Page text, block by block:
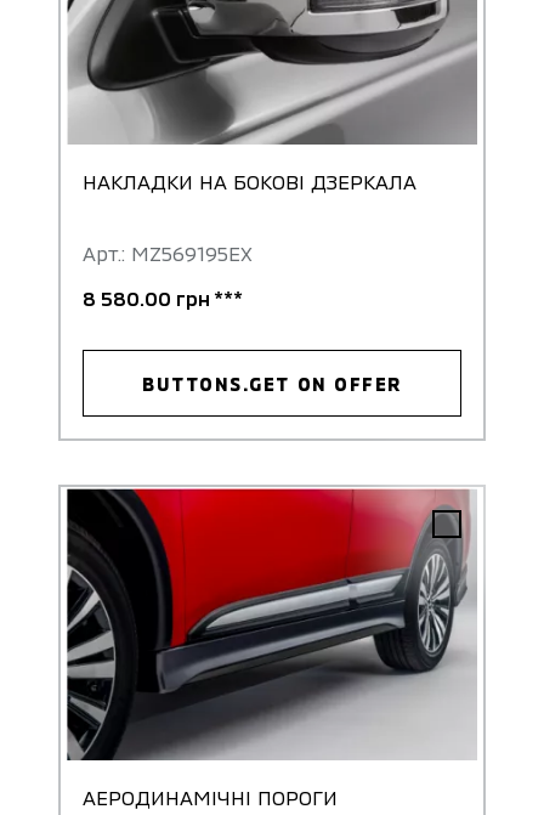
НАКЛАДКИ НА БОКОВІ ДЗЕРКАЛА
Арт.: MZ569195EX
8 580.00 грн ***
BUTTONS.GET ON OFFER
АЕРОДИНАМІЧНІ ПОРОГИ